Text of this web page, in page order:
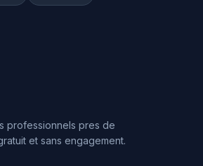
professionnels pres de
et sans engagement.